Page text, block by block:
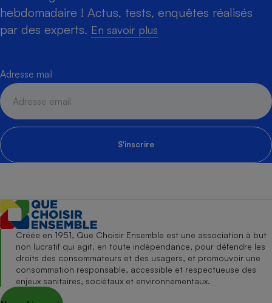
hebdomadaire ! Actus, tests, enquêtes réalisés
par des experts. En savoir plus
Adresse mail
S'inscrire
Créée en 1951, Que Choisir Ensemble est une association à but
non lucratif qui agit, en toute indépendance, pour défendre les
droits des consommateurs et des usagers, et promouvoir une
consommation responsable, accessible et respectueuse des
enjeux sanitaires, sociétaux et environnementaux.